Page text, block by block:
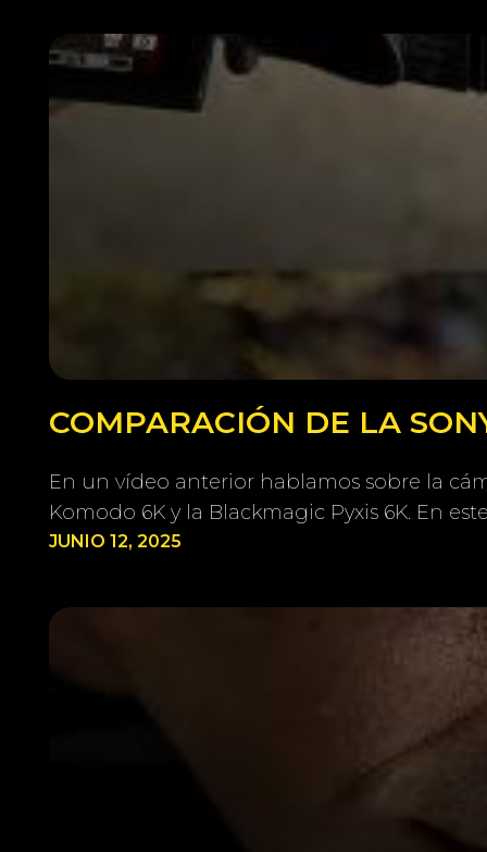
COMPARACIÓN DE LA
En un vídeo anterior hablamos sobre la
Komodo 6K y la Blackmagic Pyxis 6K. En
JUNIO 12, 2025